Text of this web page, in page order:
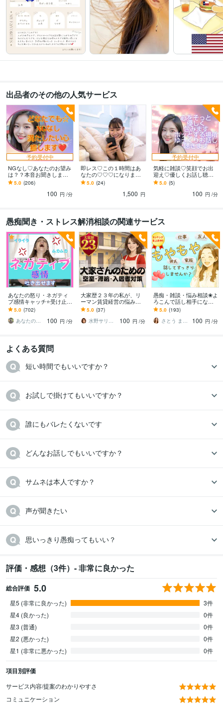
Excel:6年 Word:6年 弥生会計:0年
得意分野
悩み相談・カウンセリング NGなしで心のモヤモヤ解消します♡
おはよう
の言葉で優しく起こします♡
ネガティブ全開！？全力で受け止めます 女
友達/彼女になってチャットします 即レス♡あなたの♡♡♡になります 趣
味/こだわり/フェチお話し聴きます
出品者のその他の人気サービス
予約受付中
NGなし♡あなたのお望み
は？？本音お聞きします
癒やしボイスで耳、心を
満足♡雑談/愚痴/秘密/相
5.0 (206)
100 円 /分
即レス♡この１時間はあ
なたの♡♡♡になります
NGなし♡彼女/なりきりチ
ャット/シチュエーション/
5.0 (24)
1,500 円
予約受付中
気軽に雑談♡笑顔でお出
迎え♡優しくお話し聴き
ます 共感力を持って優し
くまったりトーク♡いつ
もあなたの味方だよ
5.0 (5)
100 円 /分
愚痴聞き・ストレス解消相談の関連サービス
あなたの怒り・ネガティ
ブ感情キャッチ⭐受け止め
ます イライラ❗不満/上司/
愚痴を吐き出せる秘密❤️
の部屋です
5.0 (702)
あなたのサポーター⭐えみ
100 円 /分
大家歴２３年の私が、リ
ーマン賃貸経営の悩み聞
きます 空室/滞納/クレーム
など困りごとを、解決に
向けて一緒に整理！
5.0 (37)
水野サリー✨優しく寄り添う話し相手
100 円 /分
愚痴・雑談・悩み相談❀よ
ろこんで話し相手になり
ます 職場の人間関係・仕
事・夫婦・親子❀どんなお
話もお聴きします❀
5.0 (193)
さとう まり✤悩めるあなたのそばにいます
100 円 /分
よくある質問
短い時間でもいいですか？
お試しで掛けてもいいですか？
誰にもバレたくないです
どんなお話しでもいいですか？
サムネは本人ですか？
声が聞きたい
思いっきり愚痴ってもいい？
評価・感想（3件）- 非常に良かった
総合評価 5.0
星5 (非常に良かった)
3件
星4 (良かった)
0件
星3 (普通)
0件
星2 (悪かった)
0件
星1 (非常に悪かった)
0件
項目別評価
サービス内容/提案のわかりやすさ
コミュニケーション